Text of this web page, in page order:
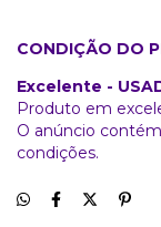
CONDIÇÃO DO
Excelente -
Produto em
O anúncio
condições.